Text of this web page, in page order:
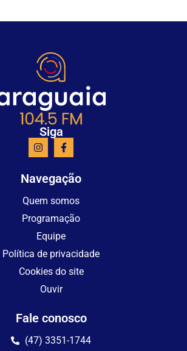
Siga
Navegação
Quem somos
Programação
Equipe
Política de privacidade
Cookies do site
Ouvir
Fale conosco
(47) 3351-1744